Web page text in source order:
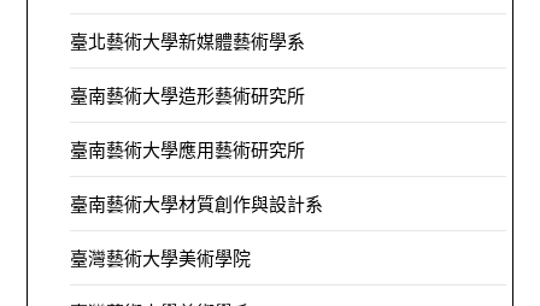
臺北藝術大學新媒體藝術學系
臺南藝術大學造形藝術研究所
臺南藝術大學應用藝術研究所
臺南藝術大學材質創作與設計系
臺灣藝術大學美術學院